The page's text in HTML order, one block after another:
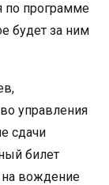
по программе
будет за ним
управления
сдачи
билет
на вождение